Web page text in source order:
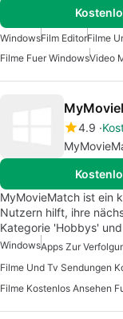
WindowsFilm EditorFilme
Filme Fuer WindowsVideo
4.9
MyMovieMatch ist ein
Nutzern hilft, ihre
Kategorie 'Hobbys'
Windows